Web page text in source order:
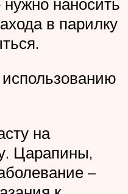
в парилку
на
Царапины,
–